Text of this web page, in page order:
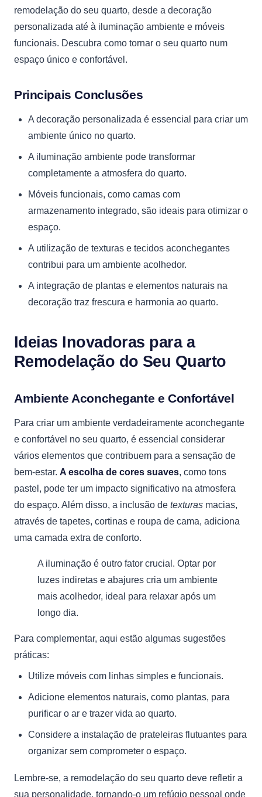
remodelação do seu quarto, desde a decoração
personalizada até à iluminação ambiente e móveis
funcionais. Descubra como tornar o seu quarto num
espaço único e confortável.
Principais Conclusões
A decoração personalizada é essencial para criar um
ambiente único no quarto.
A iluminação ambiente pode transformar
completamente a atmosfera do quarto.
Móveis funcionais, como camas com
armazenamento integrado, são ideais para otimizar o
espaço.
A utilização de texturas e tecidos aconchegantes
contribui para um ambiente acolhedor.
A integração de plantas e elementos naturais na
decoração traz frescura e harmonia ao quarto.
Ideias Inovadoras para a
Remodelação do Seu Quarto
Ambiente Aconchegante e Confortável
Para criar um ambiente verdadeiramente aconchegante
e confortável no seu quarto, é essencial considerar
vários elementos que contribuem para a sensação de
bem-estar. A escolha de cores suaves, como tons
pastel, pode ter um impacto significativo na atmosfera
do espaço. Além disso, a inclusão de texturas macias,
através de tapetes, cortinas e roupa de cama, adiciona
uma camada extra de conforto.
A iluminação é outro fator crucial. Optar por
luzes indiretas e abajures cria um ambiente
mais acolhedor, ideal para relaxar após um
longo dia.
Para complementar, aqui estão algumas sugestões
práticas:
Utilize móveis com linhas simples e funcionais.
Adicione elementos naturais, como plantas, para
purificar o ar e trazer vida ao quarto.
Considere a instalação de prateleiras flutuantes para
organizar sem comprometer o espaço.
Lembre-se, a remodelação do seu quarto deve refletir a
sua personalidade, tornando-o um refúgio pessoal onde